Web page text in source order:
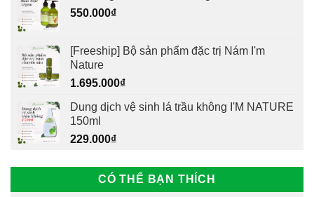
550.000₫
[Freeship] Bộ sản phẩm đặc trị Nám I'm
Nature
1.695.000₫
Dung dịch vệ sinh lá trầu không I'M NATURE
150ml
229.000₫
CÓ THỂ BẠN THÍCH